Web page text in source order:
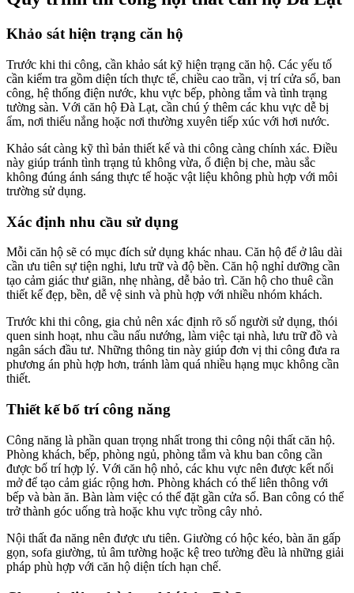
Khảo sát hiện trạng căn hộ
Trước khi thi công, cần khảo sát kỹ hiện trạng căn hộ. Các yếu tố
cần kiểm tra gồm diện tích thực tế, chiều cao trần, vị trí cửa sổ, ban
công, hệ thống điện nước, khu vực bếp, phòng tắm và tình trạng
tường sàn. Với căn hộ Đà Lạt, cần chú ý thêm các khu vực dễ bị
ẩm, nơi thiếu nắng hoặc nơi thường xuyên tiếp xúc với hơi nước.
Khảo sát càng kỹ thì bản thiết kế và thi công càng chính xác. Điều
này giúp tránh tình trạng tủ không vừa, ổ điện bị che, màu sắc
không đúng ánh sáng thực tế hoặc vật liệu không phù hợp với môi
trường sử dụng.
Xác định nhu cầu sử dụng
Mỗi căn hộ sẽ có mục đích sử dụng khác nhau. Căn hộ để ở lâu dài
cần ưu tiên sự tiện nghi, lưu trữ và độ bền. Căn hộ nghỉ dưỡng cần
tạo cảm giác thư giãn, nhẹ nhàng, dễ bảo trì. Căn hộ cho thuê cần
thiết kế đẹp, bền, dễ vệ sinh và phù hợp với nhiều nhóm khách.
Trước khi thi công, gia chủ nên xác định rõ số người sử dụng, thói
quen sinh hoạt, nhu cầu nấu nướng, làm việc tại nhà, lưu trữ đồ và
ngân sách đầu tư. Những thông tin này giúp đơn vị thi công đưa ra
phương án phù hợp hơn, tránh làm quá nhiều hạng mục không cần
thiết.
Thiết kế bố trí công năng
Công năng là phần quan trọng nhất trong thi công nội thất căn hộ.
Phòng khách, bếp, phòng ngủ, phòng tắm và khu ban công cần
được bố trí hợp lý. Với căn hộ nhỏ, các khu vực nên được kết nối
mở để tạo cảm giác rộng hơn. Phòng khách có thể liên thông với
bếp và bàn ăn. Bàn làm việc có thể đặt gần cửa sổ. Ban công có thể
trở thành góc uống trà hoặc khu vực trồng cây nhỏ.
Nội thất đa năng nên được ưu tiên. Giường có hộc kéo, bàn ăn gấp
gọn, sofa giường, tủ âm tường hoặc kệ treo tường đều là những giải
pháp phù hợp với căn hộ diện tích hạn chế.